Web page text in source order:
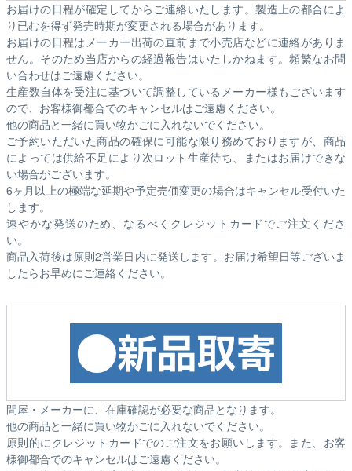
お届けの日程が確定してからご連絡いたします。製造上の都合によ
り已むを得ず発売時期が変更される場合があります。
お届けの日程はメーカー出荷の直前まで小売店などに連絡がありま
せん。そのため当店からの経過報告はいたしかねます。頻繁なお問
い合わせはご遠慮ください。
生産数自体を受注に基づいて調整しているメーカー様もございます
ので、お客様御都合でのキャンセルはご遠慮ください。
他の商品と一緒に買い物かごに入れないでください。
ご予約いただいた商品の確保に可能な限り務めておりますが、商品
によっては供給不足により次ロット生産待ち、またはお届けできな
い場合がございます。
6ヶ月以上の極端な延期や予定売価変更の場合はキャンセル受付いた
します。
速やかな発送のため、なるべくクレジットカードでご注文くださ
い。
商品入荷後は原則2営業日内に発送します。お届け希望日等ございま
したらお早めにご連絡ください。
問屋・メーカーに、在庫確認が必要な商品となります。
他の商品と一緒に買い物かごに入れないでください。
原則的にクレジットカードでのご注文をお願いします。また、お客
様御都合でのキャンセルはご遠慮ください。